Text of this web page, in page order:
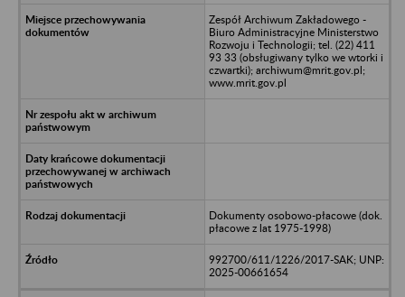
Zespół Archiwum Zakładowego -
Biuro Administracyjne Ministerstwo
Rozwoju i Technologii; tel. (22) 411
93 33 (obsługiwany tylko we wtorki i
czwartki); archiwum@mrit.gov.pl;
www.mrit.gov.pl
Dokumenty osobowo-płacowe (dok.
płacowe z lat 1975-1998)
992700/611/1226/2017-SAK; UNP:
2025-00661654